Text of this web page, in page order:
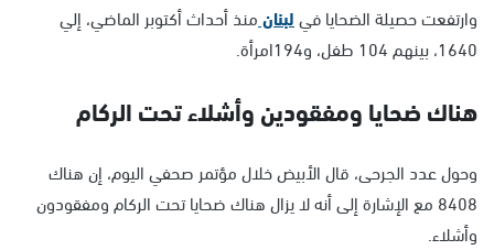
وارتفعت حصيلة الضحايا فيلبنانمنذ أحداث أكتوبر الماضي، إلي
1640، بينهم 104 طفل، و194امرأة.
هناك ضحايا ومفقودين وأشلاء تحت الركام
وحول عدد الجرحى، قال الأبيض خلال مؤتمر صحفي اليوم، إن هناك
8408 مع الإشارة إلى أنه لا يزال هناك ضحايا تحت الركام ومفقودون
وأشلاء.